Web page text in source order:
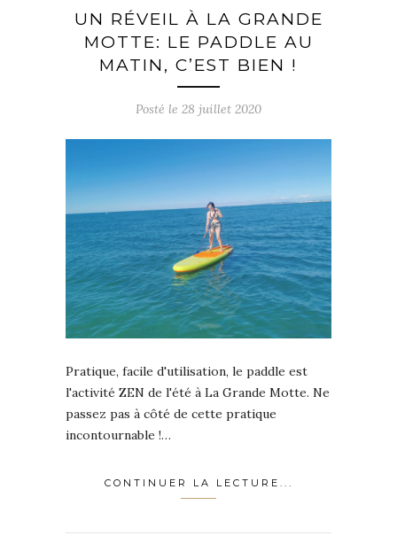
UN RÉVEIL À LA GRANDE
MOTTE: LE PADDLE AU
MATIN, C’EST BIEN !
Posté le 28 juillet 2020
Pratique, facile d'utilisation, le paddle est
l'activité ZEN de l'été à La Grande Motte. Ne
passez pas à côté de cette pratique
incontournable !…
CONTINUER LA LECTURE...